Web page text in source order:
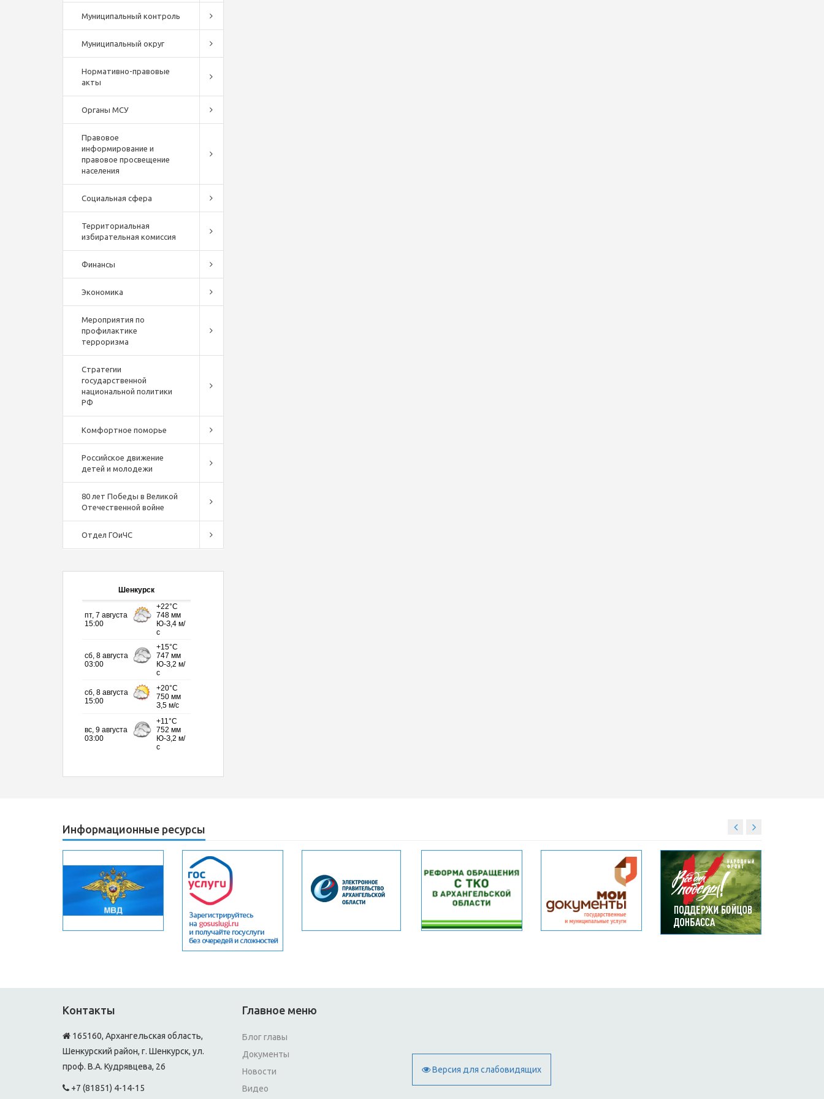
Муниципальный контроль
Муниципальный округ
Нормативно-правовые
акты
Органы МСУ
Правовое
информирование и
правовое просвещение
населения
Социальная сфера
Территориальная
избирательная комиссия
Финансы
Экономика
Мероприятия по
профилактике
терроризма
Стратегии
государственной
национальной политики
РФ
Комфортное поморье
Российское движение
детей и молодежи
80 лет Победы в Великой
Отечественной войне
Отдел ГОиЧС
Шенкурск
Информационные ресурсы
Контакты
165160, Архангельская область,
Шенкурский район, г. Шенкурск, ул.
проф. В.А. Кудрявцева, 26
+7 (81851) 4-14-15
Главное меню
Блог главы
Документы
Новости
Видео
Версия для слабовидящих